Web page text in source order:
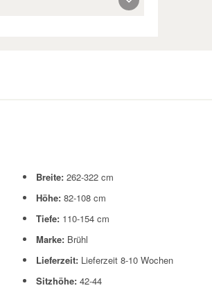
Breite: 262-322cm
Höhe: 82-108cm
Tiefe: 110-154cm
Marke: Brühl
Lieferzeit: Lieferzeit 8-10 Wochen
Sitzhöhe: 42-44